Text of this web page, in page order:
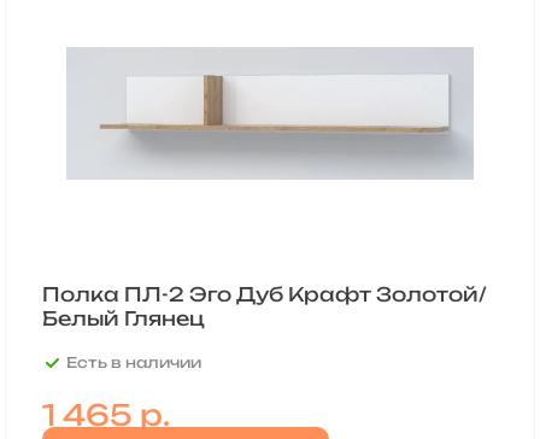
Полка ПЛ-2 Эго Дуб Крафт Золотой/
Белый Глянец
Есть в наличии
1 465 р.